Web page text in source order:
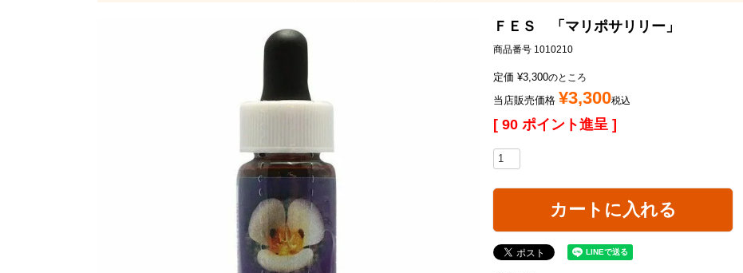
ＦＥＳ 「マリポサリリー」
商品番号 1010210
定価 ¥3,300のところ
当店販売価格 ¥3,300税込
[ 90 ポイント進呈 ]
カートに入れる